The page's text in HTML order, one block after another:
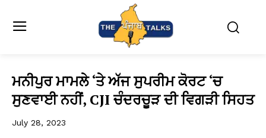
ਮਨੀਪੁਰ ਮਾਮਲੇ ‘ਤੇ ਅੱਜ ਸੁਪਰੀਮ ਕੋਰਟ ‘ਚ
ਸੁਣਵਾਈ ਨਹੀਂ, CJI ਚੰਦਰਚੂੜ ਦੀ ਵਿਗੜੀ ਸਿਹਤ
July 28, 2023